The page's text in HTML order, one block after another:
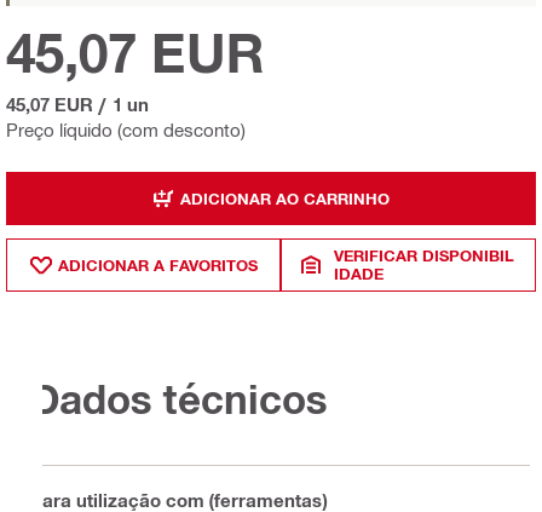
Preço líquido (com desconto)
45,07 EUR
45,07 EUR / 1 un
ADICIONAR AO CARRINHO
ADICIONAR A FAVORITOS
VERIFICAR DISPONIBIL
IDADE
Dados técnicos
Para utilização com (ferramentas)